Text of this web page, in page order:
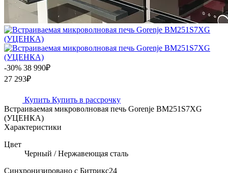
-30% 38 990₽
27 293₽
Купить Купить в рассрочку
Встраиваемая микроволновая печь Gorenje BM251S7XG
(УЦЕНКА)
Характеристики
Цвет
Черный / Нержавеющая сталь
Синхронизировано с Битрикс24